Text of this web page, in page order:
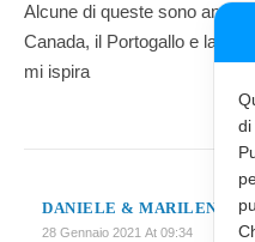
Alcune di queste sono anche
Canada, il Portogallo e la
mi ispira
DANIELE & MARILENA
28 Gennaio 2021 At 09:34
di